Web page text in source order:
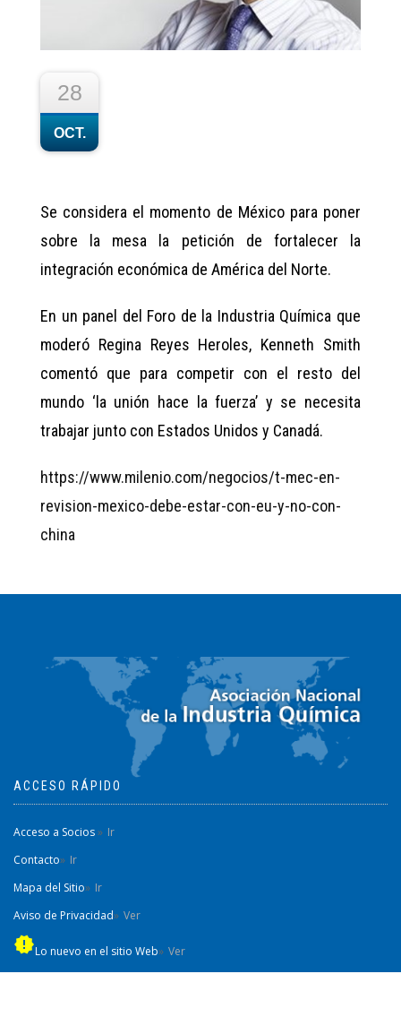
28
OCT.
Se considera el momento de México para poner
sobre la mesa la petición de fortalecer la
integración económica de América del Norte.
En un panel del Foro de la Industria Química que
moderó Regina Reyes Heroles, Kenneth Smith
comentó que para competir con el resto del
mundo ‘la unión hace la fuerza’ y se necesita
trabajar junto con Estados Unidos y Canadá.
https://www.milenio.com/negocios/t-mec-en-
revision-mexico-debe-estar-con-eu-y-no-con-
china
ACCESO RÁPIDO
Acceso a Socios
Ir
Contacto
Ir
Mapa del Sitio
Ir
Aviso de Privacidad
Ver
new_releasesLo nuevo en el sitio Web Ver